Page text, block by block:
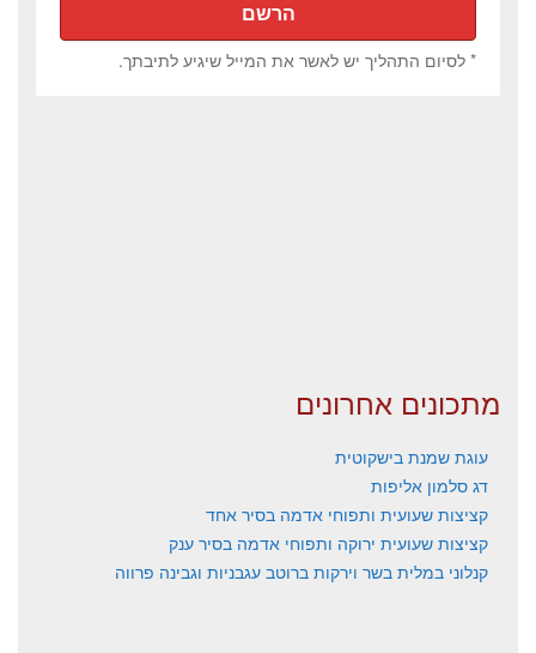
* לסיום התהליך יש לאשר את המייל שיגיע לתיבתך.
מתכונים אחרונים
עוגת שמנת בישקוטית
דג סלמון אליפות
קציצות שעועית ותפוחי אדמה בסיר אחד
קציצות שעועית ירוקה ותפוחי אדמה בסיר ענק
קנלוני במלית בשר וירקות ברוטב עגבניות וגבינה פרווה